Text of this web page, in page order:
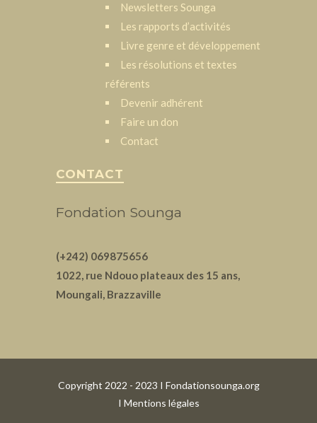
Newsletters Sounga
Les rapports d’activités
Livre genre et développement
Les résolutions et textes
référents
Devenir adhérent
Faire un don
Contact
CONTACT
Fondation Sounga
(+242) 069875656
1022, rue Ndouo plateaux des 15 ans,
Moungali, Brazzaville
Copyright 2022 - 2023 I Fondationsounga.org
I Mentions légales